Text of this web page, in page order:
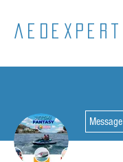
aedexpert
Message